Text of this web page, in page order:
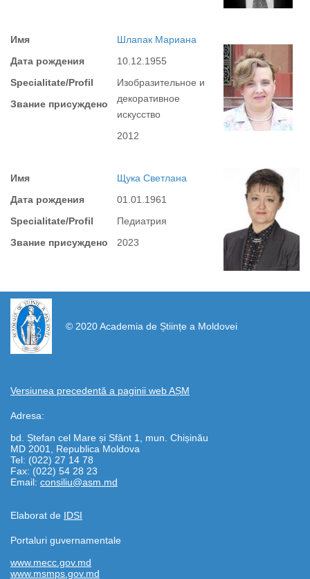
Имя
Дата рождения
Specialitate/Profil
Звание присуждено
Шлапак Мариана
10.12.1955
Изобразительное и
декоративное
искусство
2012
Имя
Дата рождения
Specialitate/Profil
Звание присуждено
Щука Светлана
01.01.1961
Педиатрия
2023
© 2020 Academia de Științe a Moldovei
Versiunea precedentă a paginii web AȘM
Adresa:
bd. Ștefan cel Mare și Sfânt 1, mun. Chișinău
MD 2001, Republica Moldova
Tel: (022) 27 14 78
Fax: (022) 54 28 23
Email: consiliu@asm.md
Elaborat de IDSI
https://propletenie.ru/
Portaluri guvernamentale
www.mecc.gov.md
www.msmps.gov.md